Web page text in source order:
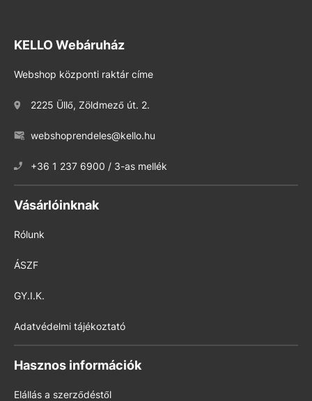
KELLO Webáruház
Webshop központi raktár címe
2225 Üllő, Zöldmező út. 2.
webshoprendeles@kello.hu
+36 1 237 6900 / 3-as mellék
Vásárlóinknak
Rólunk
ÁSZF
GY.I.K.
Adatvédelmi tájékoztató
Hasznos információk
Elállás a szerződéstől